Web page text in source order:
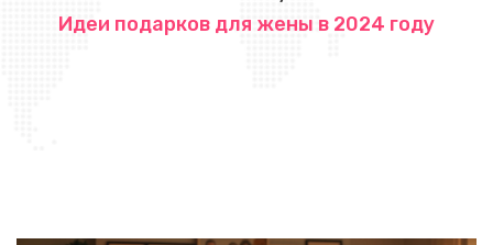
Идеи подарков для жены в 2024 году